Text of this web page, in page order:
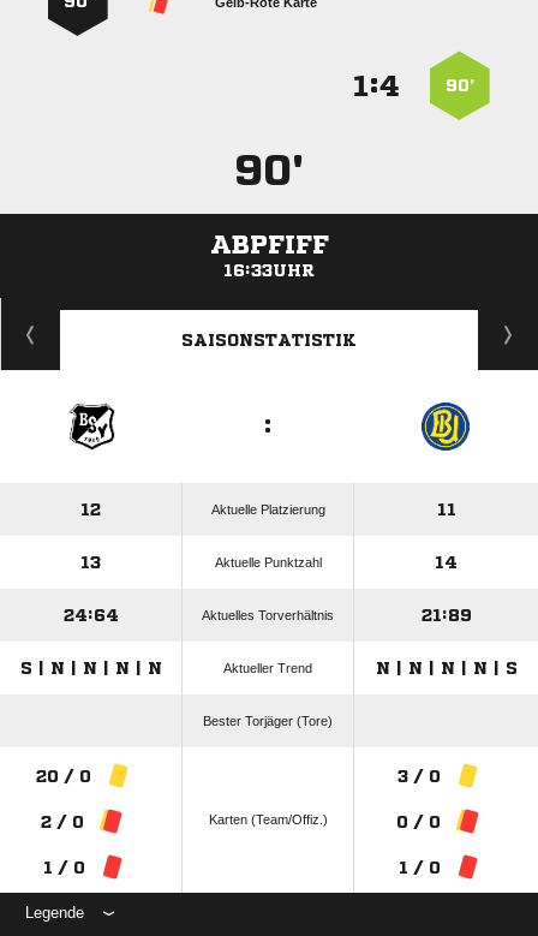
90’
:
90'
ABPFIFF
16:33UHR
ANZEIGE
SAISONSTATISTIK
:
12 Aktuelle Platzierung 11
13 Aktuelle Punktzahl 14
24:64 Aktuelles Torverhältnis 21:89
S | N | N | N | N Aktueller Trend N | N | N | N | S
Bester Torjäger (Tore)
20 / 0
2 / 0
1 / 0
Karten (Team/Offiz.)
3 / 0
0 / 0
1 / 0
Legende